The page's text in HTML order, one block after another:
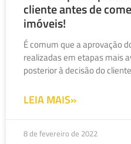
cliente antes de
imóveis!
É comum que a aprovação
realizadas em etapas mais
posterior à decisão do
LEIA MAIS»
8 de fevereiro de 2022